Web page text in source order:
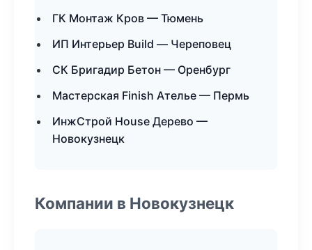
ГК Монтаж Кров — Тюмень
ИП Интерьер Build — Череповец
СК Бригадир Бетон — Оренбург
Мастерская Finish Ателье — Пермь
ИнжСтрой House Дерево —
Новокузнецк
Компании в Новокузнецк